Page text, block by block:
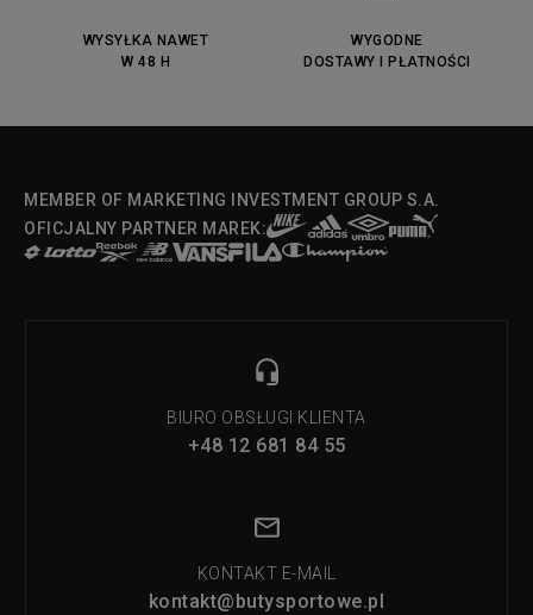
WYSYŁKA NAWET
W 48 H
WYGODNE
DOSTAWY I PŁATNOŚCI
MEMBER OF MARKETING INVESTMENT GROUP S.A.
OFICJALNY PARTNER MAREK:
BIURO OBSŁUGI KLIENTA
+48 12 681 84 55
KONTAKT E-MAIL
kontakt@butysportowe.pl